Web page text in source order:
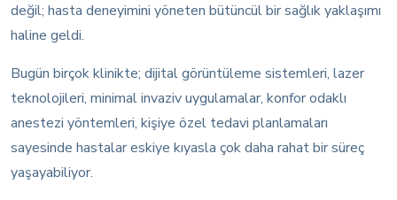
değil; hasta deneyimini yöneten bütüncül bir sağlık yaklaşımı
haline geldi.
Bugün birçok klinikte; dijital görüntüleme sistemleri, lazer
teknolojileri, minimal invaziv uygulamalar, konfor odaklı
anestezi yöntemleri, kişiye özel tedavi planlamaları
sayesinde hastalar eskiye kıyasla çok daha rahat bir süreç
yaşayabiliyor.